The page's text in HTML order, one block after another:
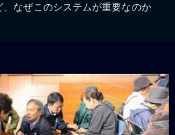
なぜこのシステムが重要なのか